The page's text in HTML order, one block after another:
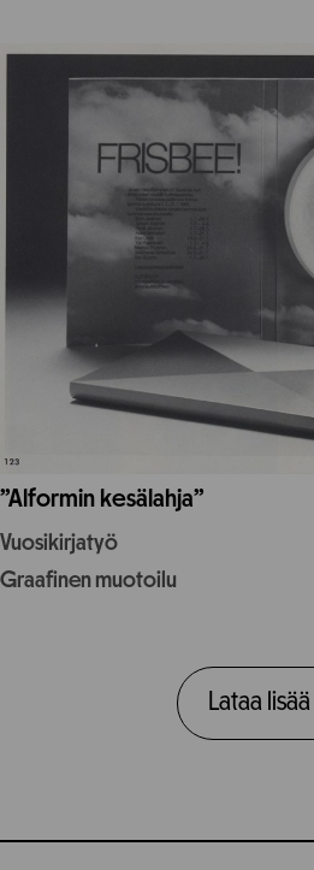
”Alformin kesälahja”
Vuosikirjatyö
Graafinen muotoilu
Lataa lisää